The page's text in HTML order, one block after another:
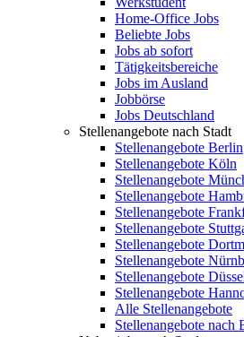
Home-Office Jobs
Beliebte Jobs
Jobs ab sofort
Tätigkeitsbereiche
Jobs im Ausland
Jobbörse
Jobs Deutschland
Stellenangebote nach Stadt
Stellenangebote Berlin
Stellenangebote Köln
Stellenangebote
Stellenangebote
Stellenangebote
Stellenangebote
Stellenangebote
Stellenangebote
Stellenangebote
Stellenangebote
Alle Stellenangebote
Stellenangebote nach